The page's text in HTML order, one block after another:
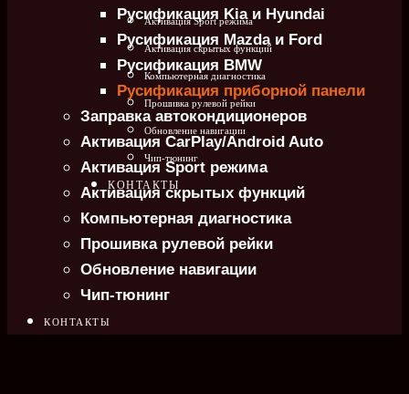
Активация Sport режима
Активация скрытых функций
Компьютерная диагностика
Прошивка рулевой рейки
Обновление навигации
Чип-тюнинг
КОНТАКТЫ
Русификация Kia и Hyundai
Русификация Mazda и Ford
Русификация BMW
Русификация приборной панели
Заправка автокондиционеров
Активация CarPlay/Android Auto
Активация Sport режима
Активация скрытых функций
Компьютерная диагностика
Прошивка рулевой рейки
Обновление навигации
Чип-тюнинг
КОНТАКТЫ